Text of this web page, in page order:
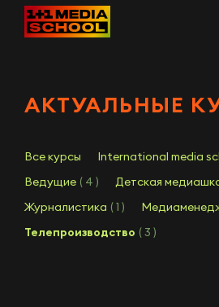
АКТУАЛЬНЫЕ
Все курсы International media
Ведущие ( 4 ) Детская
Журналистика ( 1 )
Телепроизводство ( 3 )